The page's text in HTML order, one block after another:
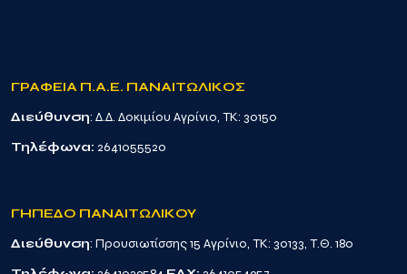
ΓΡΑΦΕΙΑ Π.Α.Ε. ΠΑΝΑΙΤΩΛΙΚΟΣ
Διεύθυνση: Δ.Δ. Δοκιμίου Αγρίνιο, TK: 30150
Τηλέφωνα: 2641055520
ΓΗΠΕΔΟ ΠΑΝΑΙΤΩΛΙΚΟΥ
Διεύθυνση: Προυσιωτίσσης 15 Αγρίνιο, TK: 30133, Τ.Θ. 180